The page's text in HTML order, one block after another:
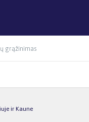
grąžinimas
ir Kaune